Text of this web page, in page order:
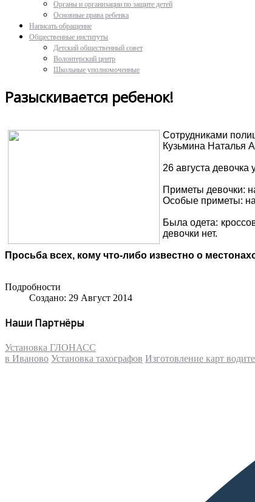
Органы и организации по защите детей
Основные права ребенка
Написать обращение
Общественные институты
Детский общественный совет
Волонтерский центр
Школьные уполномоченные
Разыскивается ребенок!
Сотрудниками
Кузьмина Наталья
26 августа
Приметы девочки:
Особые приметы:
Была одета:
девочки нет.
Просьба всех, кому что-либо известно о
Подробности
Создано: 29 Август 2014
Наши Партнёры
Установка ГЛОНАСС
в Иваново Установка тахографов Изготовление карт